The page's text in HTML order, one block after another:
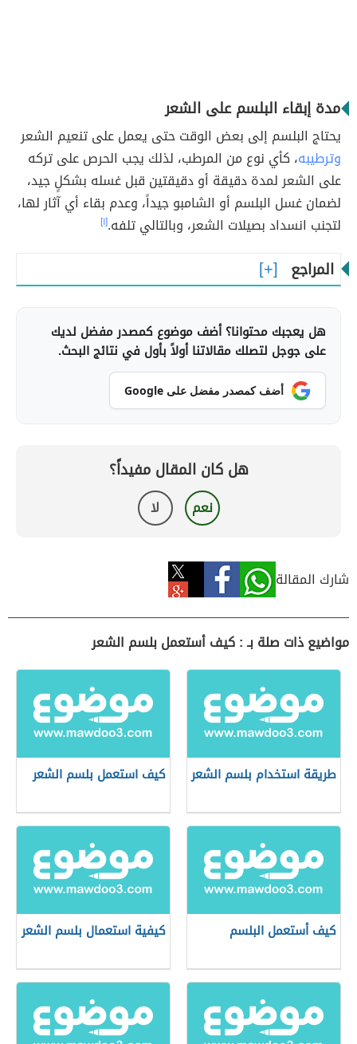
مدة إبقاء البلسم على الشعر
يحتاج البلسم إلى بعض الوقت حتى يعمل على تنعيم الشعر
وترطيبه، كأي نوع من المرطب، لذلك يجب الحرص على تركه
على الشعر لمدة دقيقة أو دقيقتين قبل غسله بشكلٍ جيد،
لضمان غسل البلسم أو الشامبو جيداً، وعدم بقاء أي آثار لها،
لتجنب انسداد بصيلات الشعر، وبالتالي تلفه.[١]
المراجع
هل يعجبك محتوانا؟ أضف موضوع كمصدر مفضل لديك
على جوجل لتصلك مقالاتنا أولاً بأول في نتائج البحث.
أضف كمصدر مفضل على Google
هل كان المقال مفيداً؟
نعم لا
شارك المقالة
مواضيع ذات صلة بـ : كيف أستعمل بلسم الشعر
طريقة استخدام بلسم الشعر كيف استعمل بلسم الشعر
كيف أستعمل البلسم كيفية استعمال بلسم الشعر